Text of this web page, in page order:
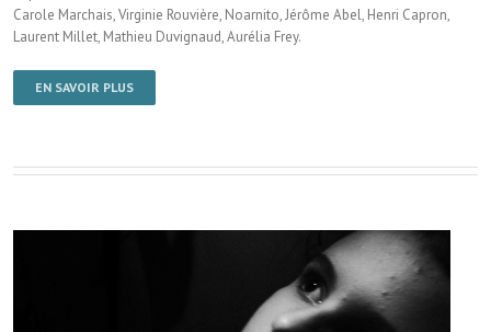
Carole Marchais, Virginie Rouvière, Noarnito, Jérôme Abel, Henri Capron,
Laurent Millet, Mathieu Duvignaud, Aurélia Frey.
EN SAVOIR PLUS